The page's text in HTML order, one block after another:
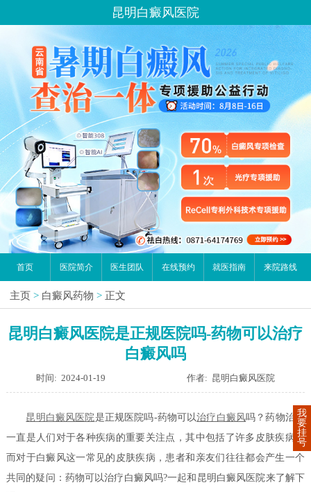
昆明白癜风医院
首页 医院简介 医生团队 在线预约 就医指南 来院路线
主页 > 白癜风药物 > 正文
昆明白癜风医院是正规医院吗-药物可以治疗
白癜风吗
时间: 2024-01-19 作者: 昆明白癜风医院
昆明白癜风医院是正规医院吗-药物可以治疗白癜风吗？药物治疗
一直是人们对于各种疾病的重要关注点，其中包括了许多皮肤疾病。
而对于白癜风这一常见的皮肤疾病，患者和亲友们往往都会产生一个
共同的疑问：药物可以治疗白癜风吗?一起和昆明白癜风医院来了解下
我
要
挂
号